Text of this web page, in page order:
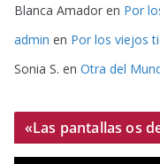
Blanca Amador en Por
admin en Por los viejos
Sonia S. en Otra del
«Las pantallas os